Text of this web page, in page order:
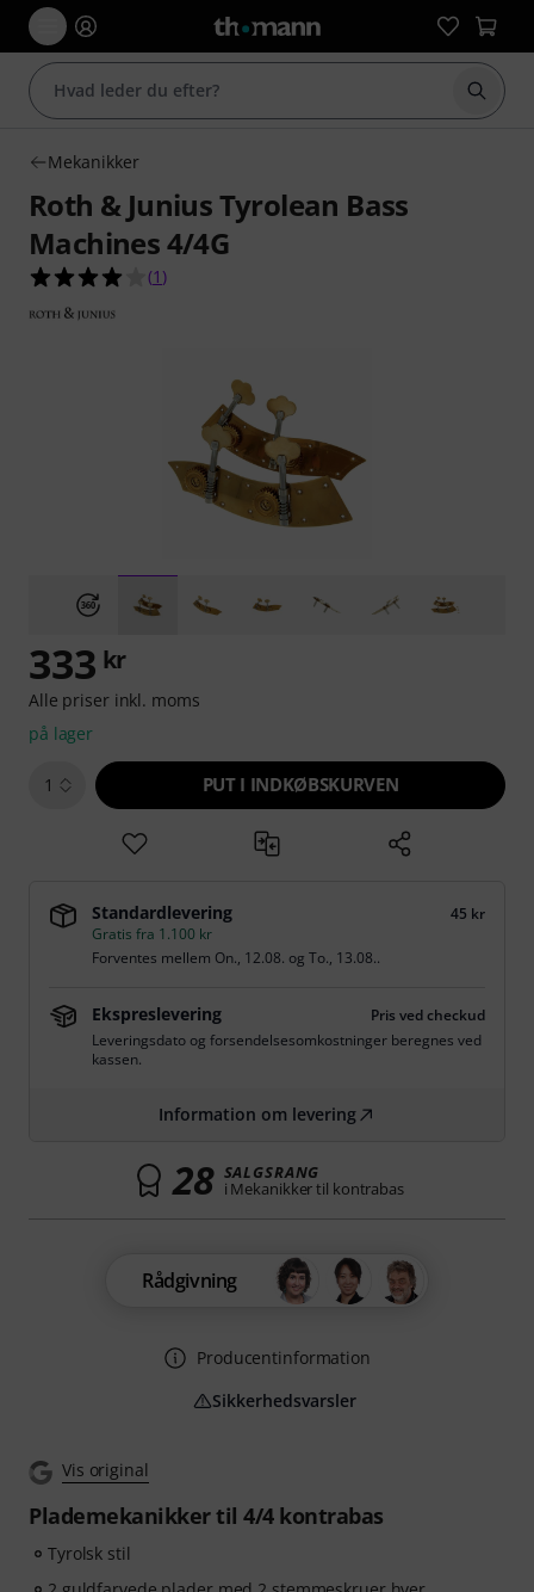
Start
Mekanikker
Roth & Junius Tyrolean Bass
Machines 4/4G
4.0 ud af 5 stjerner fra 1 kundebedømmelser
(1 )
Vis original
Plademekanikker til 4/4 kontrabas
Tyrolsk stil
333 kr
Alle priser inkl. moms
på lager
1 PUT I INDKØBSKURVEN
Standardlevering
45 kr
Gratis fra 1.100 kr
Forventes mellem On., 12.08. og To., 13.08..
Ekspreslevering
Pris ved checkud
Leveringsdato og forsendelsesomkostninger beregnes ved
kassen.
Information om levering
28 SALGSRANG
i Mekanikker til kontrabas
Rådgivning
Producentinformation
Sikkerhedsvarsler